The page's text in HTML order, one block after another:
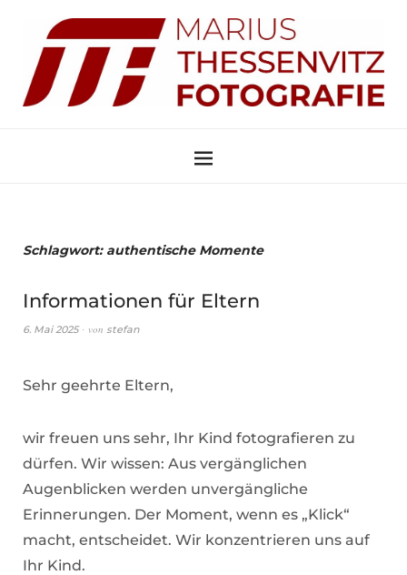
Schlagwort: authentische Momente
Informationen für Eltern
6. Mai 2025 von stefan
Sehr geehrte Eltern,
wir freuen uns sehr, Ihr Kind fotografieren zu
dürfen. Wir wissen: Aus vergänglichen
Augenblicken werden unvergängliche
Erinnerungen. Der Moment, wenn es „Klick“
macht, entscheidet. Wir konzentrieren uns auf
Ihr Kind.